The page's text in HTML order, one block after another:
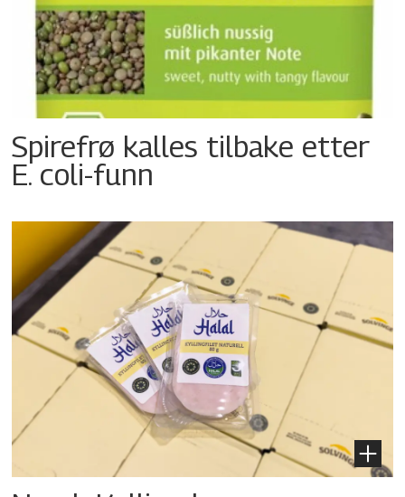
Spirefrø kalles tilbake etter
E. coli-funn